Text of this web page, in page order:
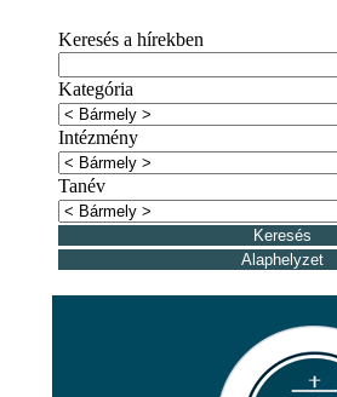
Keresés a hírekben
Kategória
Intézmény
Tanév